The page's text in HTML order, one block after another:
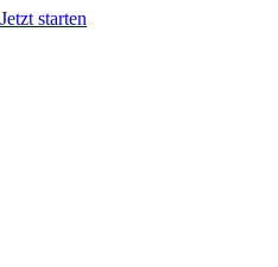
Jetzt starten